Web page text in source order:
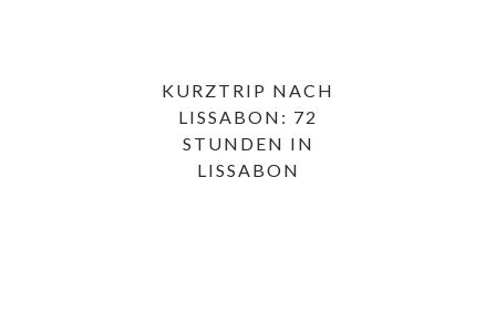
KURZTRIP NACH
LISSABON: 72
STUNDEN IN
LISSABON